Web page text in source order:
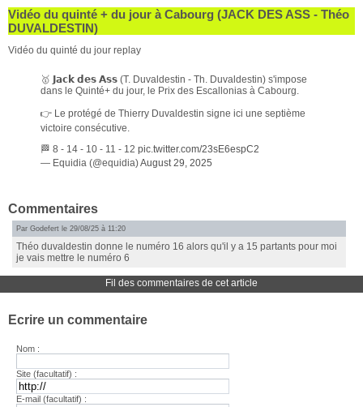
Vidéo du quinté + du jour à Cabourg (JACK DES ASS - Théo
DUVALDESTIN)
Vidéo du quinté du jour replay
🥇 𝗝𝗮𝗰𝗸 𝗱𝗲𝘀 𝗔𝘀𝘀 (T. Duvaldestin - Th. Duvaldestin) s'impose
dans le Quinté+ du jour, le Prix des Escallonias à Cabourg.
👉 Le protégé de Thierry Duvaldestin signe ici une septième
victoire consécutive.
🏁 8 - 14 - 10 - 11 - 12 pic.twitter.com/23sE6espC2
— Equidia (@equidia)August 29, 2025
Commentaires
Par Godefert le 29/08/25 à 11:20
Théo duvaldestin donne le numéro 16 alors qu'il y a 15 partants pour moi
je vais mettre le numéro 6
Fil des commentaires de cet article
Ecrire un commentaire
Nom :
Site (facultatif) :
E-mail (facultatif) :